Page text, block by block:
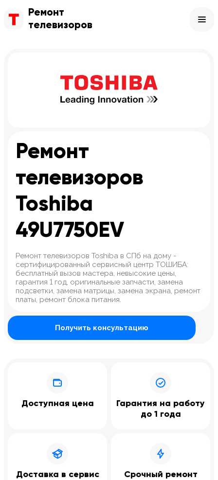
Ремонт
телевизоров
Ремонт
телевизоров
Toshiba
49U7750EV
Ремонт телевизоров Toshiba в СПб на дому -
сертифицированный сервисный центр ТОШИБА:
бесплатный вызов мастера, невысокие цены,
гарантия 1 год, оригинальные запчасти, замена
подсветки, замена матрицы, замена экрана, ремонт
платы, ремонт блока питания.
Получить консультацию
Доступная цена
Гарантия на работу
до 1 года
Доставка в сервис
Срочный ремонт